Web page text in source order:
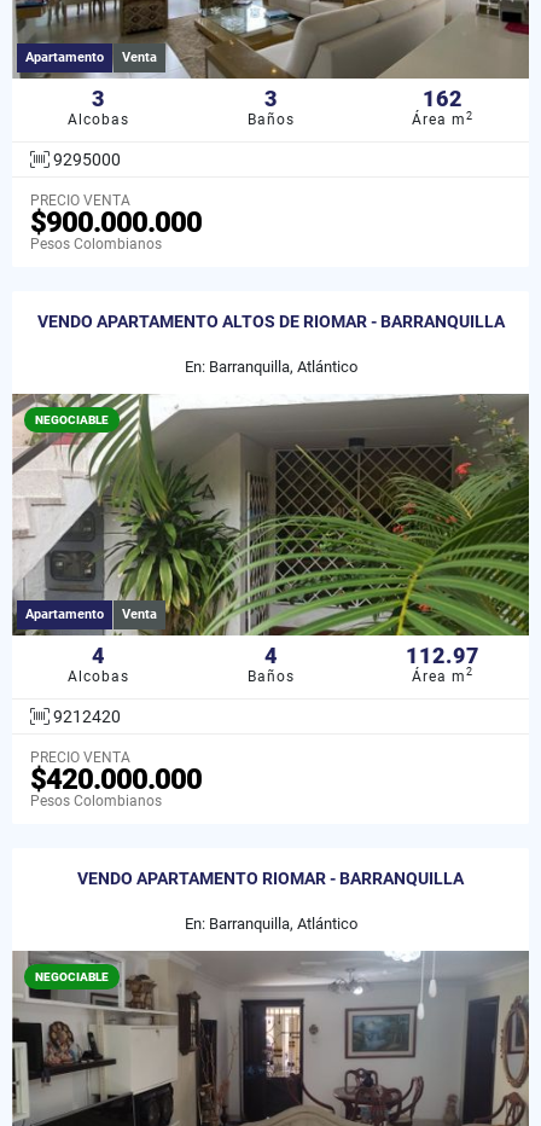
Apartamento Venta
3
Alcobas
3
Baños
162
Área m2
9295000
PRECIO VENTA
$900.000.000
Pesos Colombianos
VENDO APARTAMENTO ALTOS DE RIOMAR - BARRANQUILLA
En: Barranquilla, Atlántico
NEGOCIABLE
Apartamento Venta
4
Alcobas
4
Baños
112.97
Área m2
9212420
PRECIO VENTA
$420.000.000
Pesos Colombianos
VENDO APARTAMENTO RIOMAR - BARRANQUILLA
En: Barranquilla, Atlántico
NEGOCIABLE